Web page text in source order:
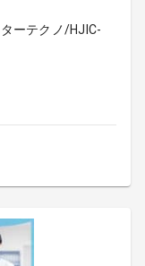
ーテクノ/HJIC-